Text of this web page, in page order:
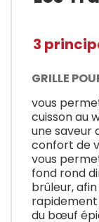
3
GRILLE
vous
cuisson au
une saveur
confort de
vous
fond rond
brûleur, afin
du bœuf